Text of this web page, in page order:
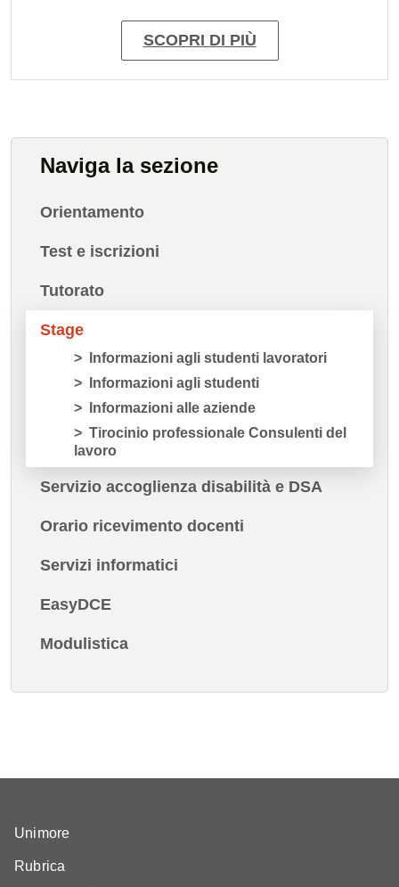
SCOPRI DI PIÙ
Naviga la sezione
Orientamento
Test e iscrizioni
Tutorato
Stage
Informazioni agli studenti lavoratori
Informazioni agli studenti
Informazioni alle aziende
Tirocinio professionale Consulenti del
lavoro
Servizio accoglienza disabilità e DSA
Orario ricevimento docenti
Servizi informatici
EasyDCE
Modulistica
Unimore
Rubrica